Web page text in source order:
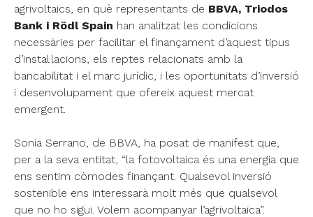
agrivoltaics, en què representants de BBVA, Triodos
Bank i Rödl Spain han analitzat les condicions
necessàries per facilitar el finançament d’aquest tipus
d’instal·lacions, els reptes relacionats amb la
bancabilitat i el marc jurídic, i les oportunitats d’inversió
i desenvolupament que ofereix aquest mercat
emergent.
Sonia Serrano, de BBVA, ha posat de manifest que,
per a la seva entitat, “la fotovoltaica és una energia que
ens sentim còmodes finançant. Qualsevol inversió
sostenible ens interessarà molt més que qualsevol
que no ho sigui. Volem acompanyar l’agrivoltaica”.